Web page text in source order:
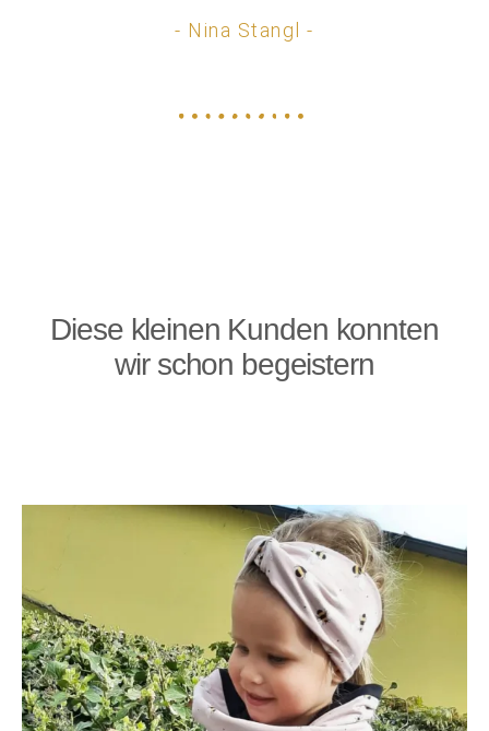
- Nina Stangl -
Diese kleinen Kunden konnten
wir schon begeistern